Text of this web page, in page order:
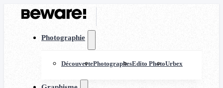
Photographie
DécouvertePhotographesEdito PhotoUrbex